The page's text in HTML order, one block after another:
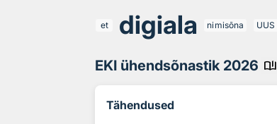
et digiala nimisõna UUS
EKI ühendsõnastik 2026 book_ribbon
Tähendused